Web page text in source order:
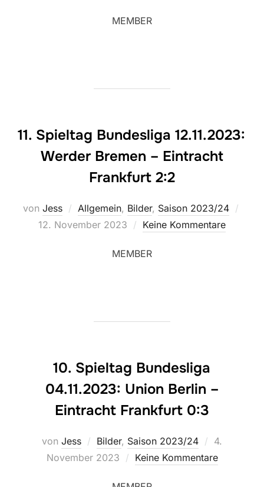
MEMBER
11. Spieltag Bundesliga 12.11.2023:
Werder Bremen – Eintracht
Frankfurt 2:2
von Jess Allgemein, Bilder, Saison 2023/24
12. November 2023 Keine Kommentare
MEMBER
10. Spieltag Bundesliga
04.11.2023: Union Berlin –
Eintracht Frankfurt 0:3
von Jess Bilder, Saison 2023/24
am
4.
November 2023
Keine Kommentare